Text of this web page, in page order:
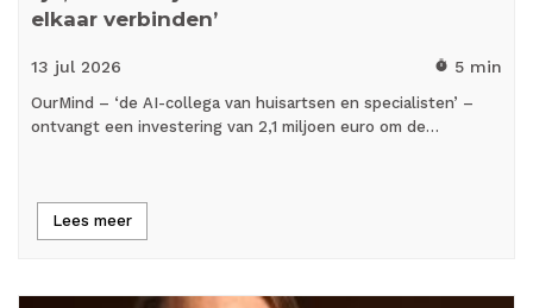
elkaar verbinden’
13 jul 2026 timer 5 min
OurMind – ‘de AI-collega van huisartsen en specialisten’ –
ontvangt een investering van 2,1 miljoen euro om de…
Lees meer